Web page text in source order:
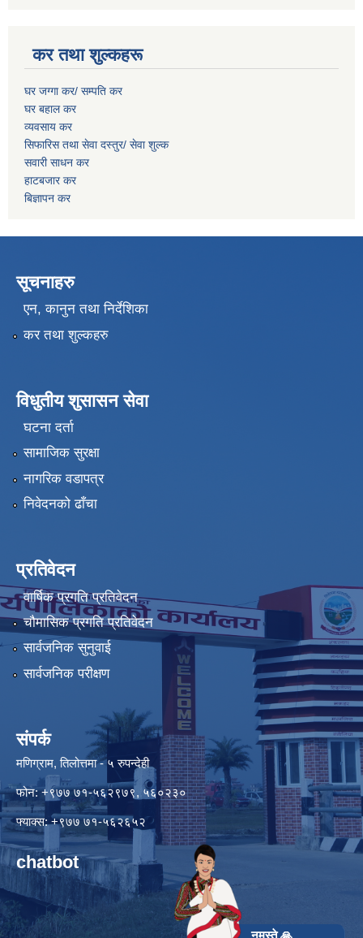
कर तथा शुल्कहरू
घर जग्गा कर/ सम्पति कर
घर बहाल कर
व्यवसाय कर
सिफारिस तथा सेवा दस्तुर/ सेवा शुल्क
सवारी साधन कर
हाटबजार कर
बिज्ञापन कर
सूचनाहरु
एन, कानुन तथा निर्देशिका
कर तथा शुल्कहरु
विधुतीय शुसासन सेवा
घटना दर्ता
सामाजिक सुरक्षा
नागरिक वडापत्र
निवेदनको ढाँचा
प्रतिवेदन
वार्षिक प्रगति प्रतिवेदन
चौमासिक प्रगति प्रतिवेदन
सार्वजनिक सुनुवाई
सार्वजनिक परीक्षण
संपर्क
मणिग्राम, तिलोत्तमा - ५ रुपन्देही
फोन: +९७७ ७१-५६२९७९, ५६०२३०
फ्याक्स: +९७७ ७१-५६२६५२
chatbot
नमस्ते 🙏